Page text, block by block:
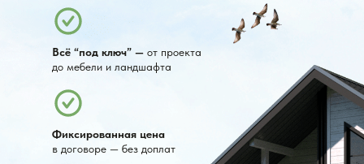
Всё “под ключ” — от проекта
до мебели и ландшафта
Фиксированная цена
в договоре — без доплат